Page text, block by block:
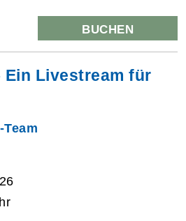
BUCHEN
Ein Livestream für